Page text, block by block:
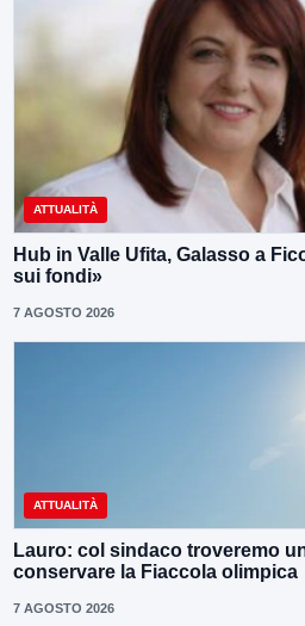
ATTUALITÀ
Hub in Valle Ufita, Galasso a
sui fondi»
7 AGOSTO 2026
ATTUALITÀ
Lauro: col sindaco troveremo
conservare la Fiaccola olimpica
7 AGOSTO 2026